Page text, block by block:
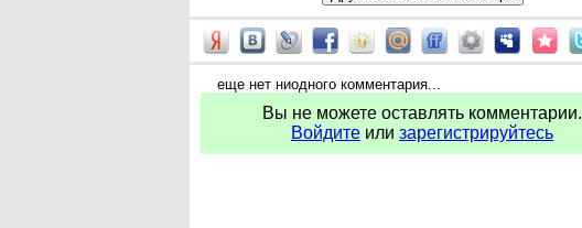
еще нет ниодного комментария...
Вы не можете оставлять комментарии.
Войдите или зарегистрируйтесь